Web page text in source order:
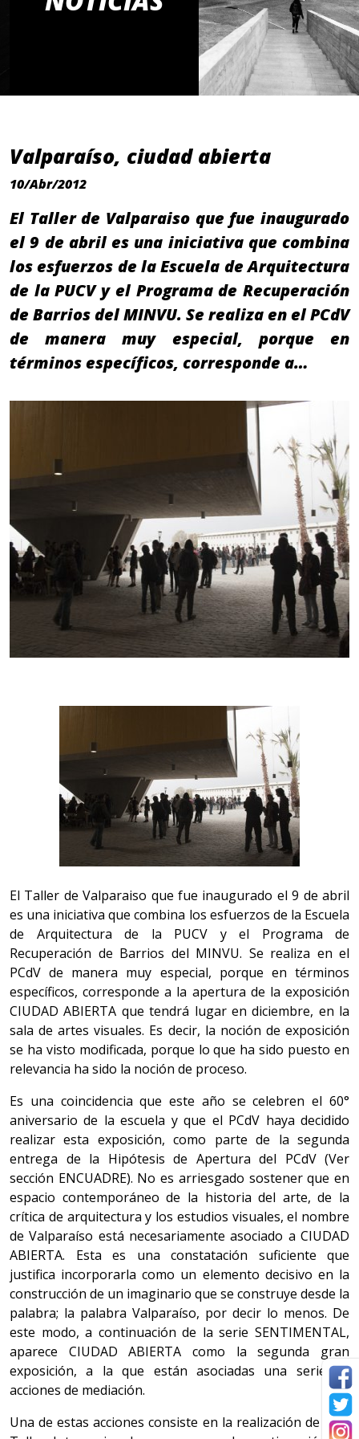
Valparaíso, ciudad abierta
10/Abr/2012
El Taller de Valparaiso que fue inaugurado
el 9 de abril es una iniciativa que combina
los esfuerzos de la Escuela de Arquitectura
de la PUCV y el Programa de Recuperación
de Barrios del MINVU. Se realiza en el PCdV
de manera muy especial, porque en
términos específicos, corresponde a…
El Taller de Valparaiso que fue inaugurado el 9 de abril
es una iniciativa que combina los esfuerzos de la Escuela
de Arquitectura de la PUCV y el Programa de
Recuperación de Barrios del MINVU. Se realiza en el
PCdV de manera muy especial, porque en términos
específicos, corresponde a la apertura de la exposición
CIUDAD ABIERTA que tendrá lugar en diciembre, en la
sala de artes visuales. Es decir, la noción de exposición
se ha visto modificada, porque lo que ha sido puesto en
relevancia ha sido la noción de proceso.
Es una coincidencia que este año se celebren el 60°
aniversario de la escuela y que el PCdV haya decidido
realizar esta exposición, como parte de la segunda
entrega de la Hipótesis de Apertura del PCdV (Ver
sección ENCUADRE). No es arriesgado sostener que en
espacio contemporáneo de la historia del arte, de la
crítica de arquitectura y los estudios visuales, el nombre
de Valparaíso está necesariamente asociado a CIUDAD
ABIERTA. Esta es una constatación suficiente que
justifica incorporarla como un elemento decisivo en la
construcción de un imaginario que se construye desde la
palabra; la palabra Valparaíso, por decir lo menos. De
este modo, a continuación de la serie SENTIMENTAL,
aparece CIUDAD ABIERTA como la segunda gran
exposición, a la que están asociadas una serie de
acciones de mediación.
Una de estas acciones consiste en la realización de este